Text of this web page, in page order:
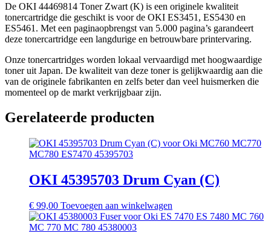
De OKI 44469814 Toner Zwart (K) is een originele kwaliteit
tonercartridge die geschikt is voor de OKI ES3451, ES5430 en
ES5461. Met een paginaopbrengst van 5.000 pagina’s garandeert
deze tonercartridge een langdurige en betrouwbare printervaring.
Onze tonercartridges worden lokaal vervaardigd met hoogwaardige
toner uit Japan. De kwaliteit van deze toner is gelijkwaardig aan die
van de originele fabrikanten en zelfs beter dan veel huismerken die
momenteel op de markt verkrijgbaar zijn.
Gerelateerde producten
OKI 45395703 Drum Cyan (C)
€ 99,00 Toevoegen aan winkelwagen